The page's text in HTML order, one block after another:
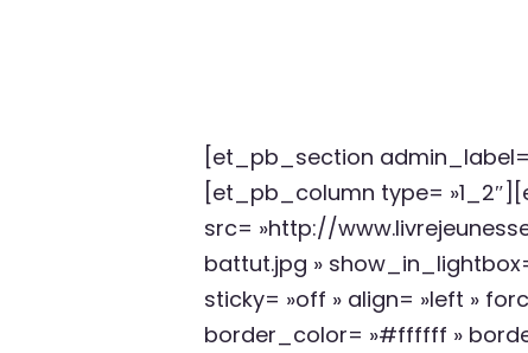
[et_pb_section
[et_pb_column type=
src= »http://
battut.jpg »
sticky= »off » align= »left »
border_color= »#ffffff »